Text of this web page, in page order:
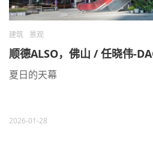
建筑 景观
顺德ALSO，佛山 / 任晓伟-
夏日的天幕
2026-01-28